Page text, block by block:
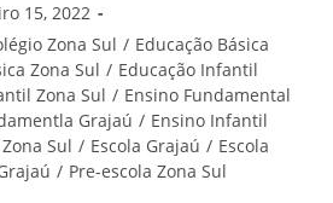
15, 2022
Zona Sul / Educação Básica
Zona Sul / Educação Infantil
Zona Sul / Ensino Fundamental
Grajaú / Ensino Infantil
Sul / Escola Grajaú / Escola
/ Pre-escola Zona Sul